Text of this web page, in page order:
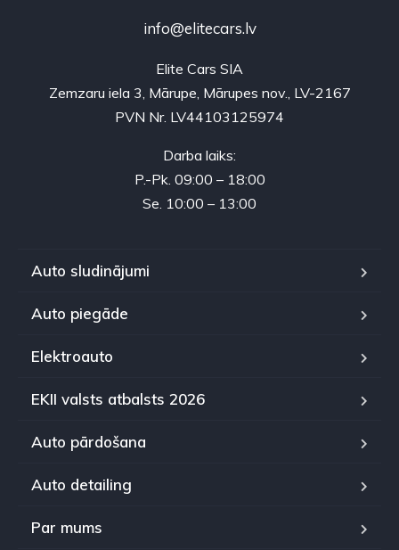
info@elitecars.lv
Elite Cars SIA
Zemzaru iela 3, Mārupe, Mārupes nov., LV-2167
PVN Nr. LV44103125974
Darba laiks:
P.-Pk. 09:00 – 18:00
Se. 10:00 – 13:00
Auto sludinājumi
Auto piegāde
Elektroauto
EKII valsts atbalsts 2026
Auto pārdošana
Auto detailing
Par mums